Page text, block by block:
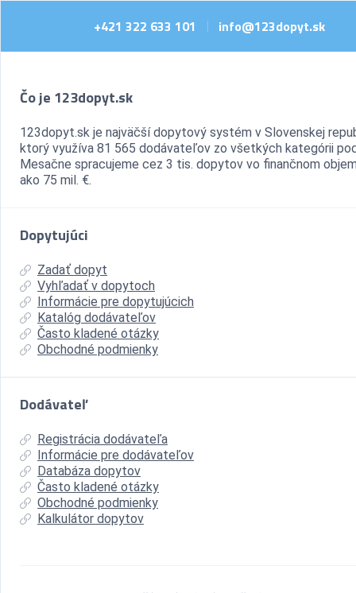
+421 322 633 101 | info@123dopyt.sk
Čo je 123dopyt.sk
123dopyt.sk je najväčší dopytový systém v Slovenskej
ktorý využíva 81 565 dodávateľov zo všetkých kategórii
Mesačne spracujeme cez 3 tis. dopytov vo finančnom
ako 75 mil. €.
Dopytujúci
Zadať dopyt
Vyhľadať v dopytoch
Informácie pre dopytujúcich
Katalóg dodávateľov
Často kladené otázky
Obchodné podmienky
Dodávateľ
Registrácia dodávateľa
Informácie pre dodávateľov
Databáza dopytov
Často kladené otázky
Obchodné podmienky
Kalkulátor dopytov